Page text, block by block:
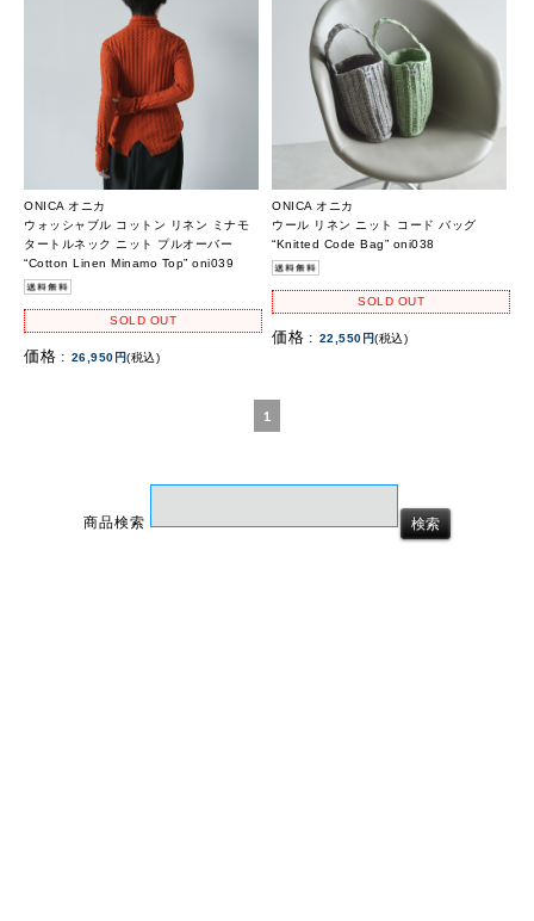
ONICA オニカ
ウォッシャブル コットン リネン ミナモ
タートルネック ニット プルオーバー
“Cotton Linen Minamo Top” oni039
SOLD OUT
価格 : 26,950円(税込)
ONICA オニカ
ウール リネン ニット コード バッグ
“Knitted Code Bag” oni038
SOLD OUT
価格 : 22,550円(税込)
1
商品検索